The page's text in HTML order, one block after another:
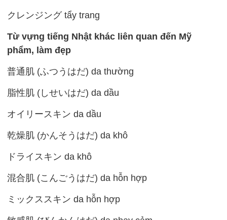
クレンジング tẩy trang
Từ vựng tiếng Nhật khác liên quan đến Mỹ
phẩm, làm đẹp
普通肌 (ふつうはだ) da thường
脂性肌 (しせいはだ) da dầu
オイリースキン da dầu
乾燥肌 (かんそうはだ) da khô
ドライスキン da khô
混合肌 (こんごうはだ) da hỗn hợp
ミックススキン da hỗn hợp